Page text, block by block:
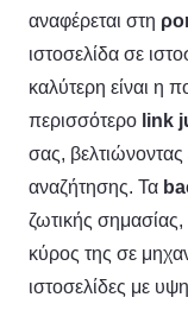
αναφέρεται στη
ιστοσελίδα σε
καλύτερη είναι η
περισσότερο link
σας, βελτιώνοντας
αναζήτησης. Τα
ζωτικής
κύρος της σε
ιστοσελίδες με